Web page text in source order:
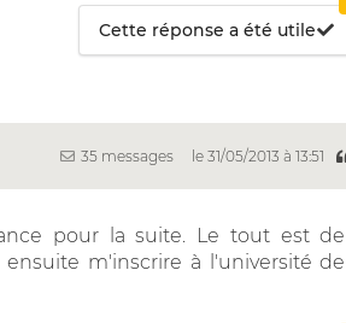
Cette réponse a été utile
35 messages le 31/05/2013 à 13:51
pour la suite. Le tout est de
m'inscrire à l'université de